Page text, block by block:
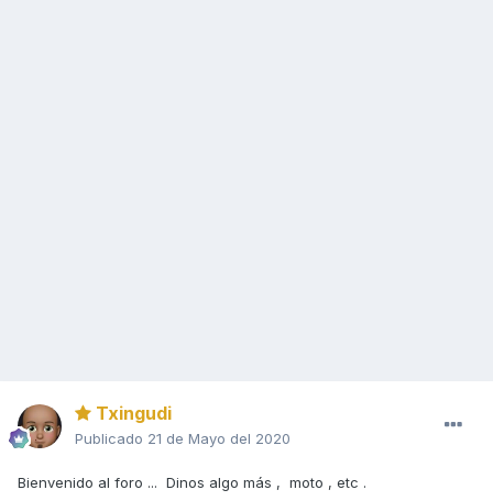
Txingudi
Publicado 21 de Mayo del 2020
Bienvenido al foro ... Dinos algo más , moto , etc .